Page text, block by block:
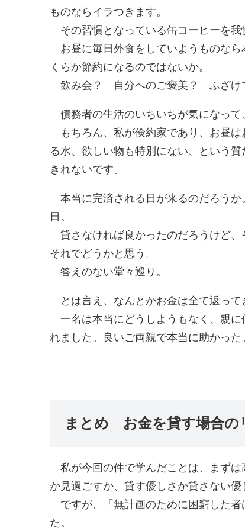
ものならイラつきます。
その習慣となっている缶コーヒーを我
お昼に毎日外食をしていようものなら
くらか節約になるのではないか。
飲み会？ 自分へのご褒美？ ふざけ
債務者の生活のいちいちが気になって
もちろん、私が倹約家であり、お昼は
る水、欲しい物も特別にない、という
きれないです。
本当に完済される日が来るのだろうか
日。
貸さなければ良かったのだろうけど、
それでどうかと思う。
答えのない堂々巡り。
とは言え、なんとかお金は全て返って
一名は本当にどうしようもなく、親に
れました。良いご両親で本当に助かった
まとめ お金を貸す場合の
私が今回の件で学んだことは、まずは
か見過ごすか、貸す優しさか貸さない
ですが、「無計画のために困窮した者
た。